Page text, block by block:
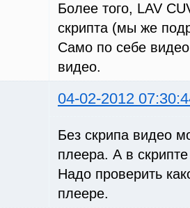
Более того, LAV
скрипта (мы же
Само по себе видео
видео.
04-02-2012
Без скрипа видео
плеера. А в
Надо проверить
плеере.